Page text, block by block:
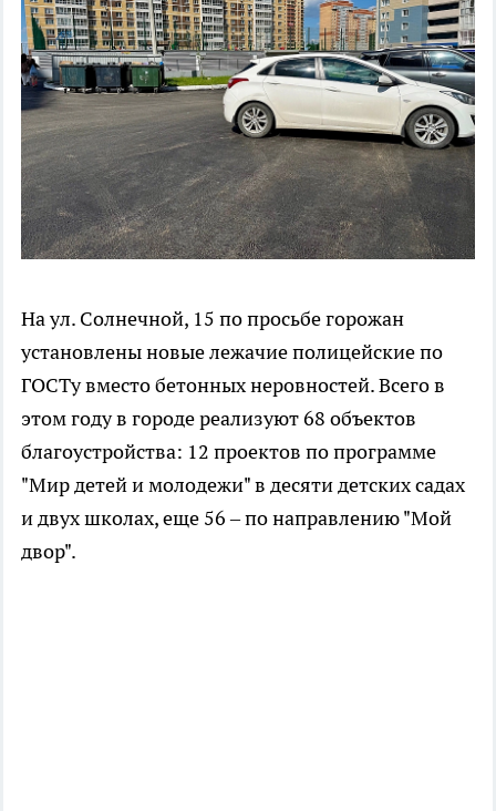
На ул. Солнечной, 15 по просьбе горожан
установлены новые лежачие полицейские по
ГОСТу вместо бетонных неровностей. Всего в
этом году в городе реализуют 68 объектов
благоустройства: 12 проектов по программе
"Мир детей и молодежи" в десяти детских садах
и двух школах, еще 56 – по направлению "Мой
двор".